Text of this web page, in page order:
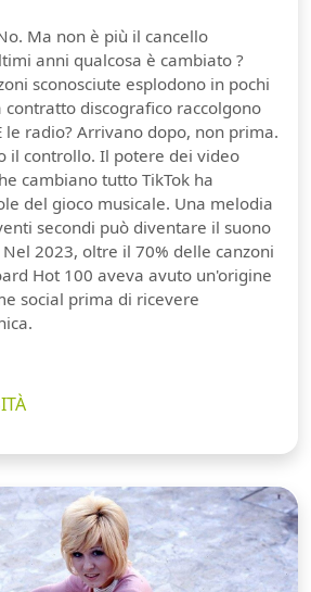
Ma non è più il cancello
anni qualcosa è cambiato ?
sconosciute esplodono in pochi
contratto discografico raccolgono
le radio? Arrivano dopo, non prima.
il controllo. Il potere dei video
cambiano tutto TikTok ha
del gioco musicale. Una melodia
secondi può diventare il suono
2023, oltre il 70% delle canzoni
Hot 100 aveva avuto un'origine
social prima di ricevere